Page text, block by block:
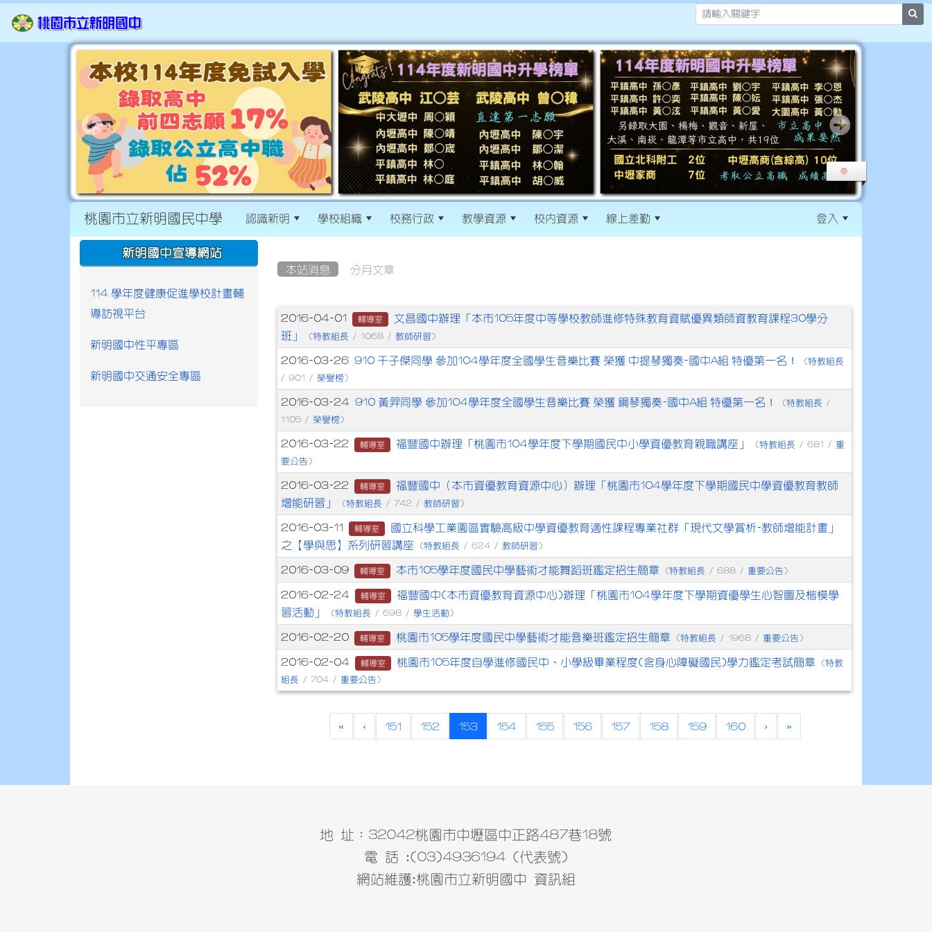
桃園市立新明國民中學 認識新明 學校組織 校務行政 教學資源 校內資源 線上差勤 登入
本站消息 分月文章
文章列表
2016-04-01 輔導室
文昌國中辦理「本市105年度中等學校教師進修特殊教育資賦優異類師資教育課程30學分
班」
(特教組長 / 1068 /教師研習 )
2016-03-26910 干子傑同學 參加104學年度全國學生音樂比賽 榮獲 中提琴獨奏-國中A組 特優第一名！ (特教組長
/ 901 / 榮譽榜 )
2016-03-24910 黃羿同學 參加104學年度全國學生音樂比賽 榮獲 鋼琴獨奏-國中A組 特優第一名！ (特教組長 /
1105 / 榮譽榜 )
2016-03-22 輔導室 福豐國中辦理「桃園市104學年度下學期國民中小學資優教育親職講座」 (特教組長 / 681 / 重
要公告 )
2016-03-22 輔導室
福豐國中（本市資優教育資源中心）辦理「桃園市104學年度下學期國民中學資優教育教師
增能研習」
(特教組長 / 742 /教師研習 )
2016-03-11 輔導室
國立科學工業園區實驗高級中學資優教育適性課程專業社群「現代文學賞析-教師增能計畫」
之【學與思】系列研習講座
(特教組長 / 624 /教師研習 )
2016-03-09 輔導室 本市105學年度國民中學藝術才能舞蹈班鑑定招生簡章 (特教組長 / 688 / 重要公告 )
2016-02-24 輔導室
福豐國中(本市資優教育資源中心)辦理「桃園市104學年度下學期資優學生心智圖及楷模學
習活動」
(特教組長 / 698 /學生活動 )
2016-02-20 輔導室 桃園市105學年度國民中學藝術才能音樂班鑑定招生簡章 (特教組長 / 1968 / 重要公告 )
2016-02-04 輔導室 桃園市105年度自學進修國民中、小學級畢業程度(含身心障礙國民)學力鑑定考試簡章 (特教
組長 / 704 /重要公告 )
« ‹ 151 152 153(current)
154 155 156 157 158 159 160 › »
:::
新明國中宣導網站
114 學年度健康促進學校計畫輔
導訪視平台
新明國中性平專區
新明國中交通安全專區
地 址：32042桃園市中壢區中正路487巷18號
電 話 :(03)4936194 (代表號)
網站維護:桃園市立新明國中 資訊組